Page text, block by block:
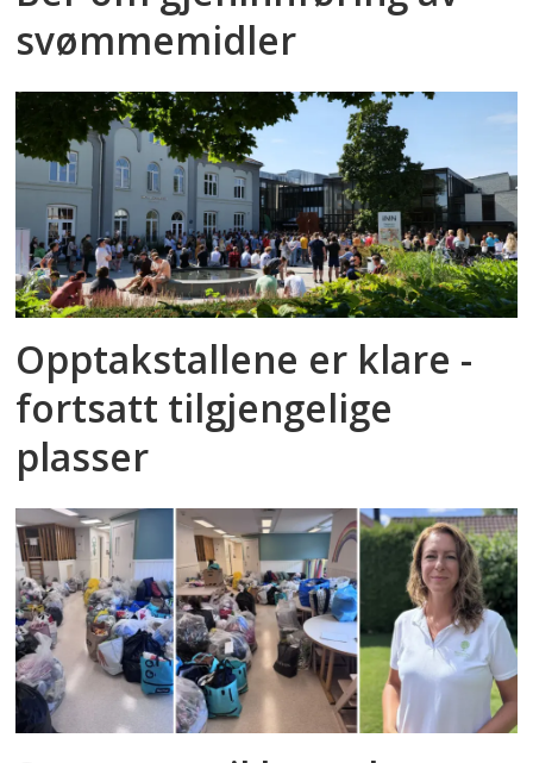
svømmemidler
Opptakstallene er klare -
fortsatt tilgjengelige
plasser